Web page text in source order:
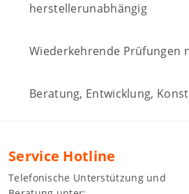
herstellerunabhängig
Wiederkehrende Prüfungen
Beratung, Entwicklung,
Service Hotline
Telefonische Unterstützung und